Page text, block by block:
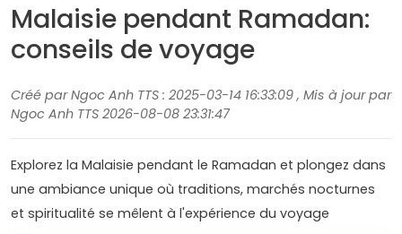
Malaisie pendant Ramadan:
conseils de voyage
Créé par Ngoc Anh TTS : 2025-03-14 16:33:09 , Mis à jour par
Ngoc Anh TTS 2026-08-08 23:31:47
Explorez la Malaisie pendant le Ramadan et plongez dans
une ambiance unique où traditions, marchés nocturnes
et spiritualité se mêlent à l'expérience du voyage